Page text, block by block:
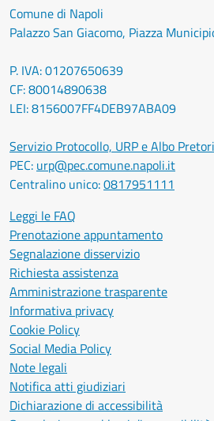
Comune di Napoli
Palazzo San Giacomo, Piazza
P. IVA: 01207650639
CF: 80014890638
LEI: 8156007FF4DEB97ABA09
Servizio Protocollo, URP e Albo
PEC: urp@pec.comune.napoli.it
Centralino unico:0817951111
Leggi le FAQ
Prenotazione appuntamento
Segnalazione disservizio
Richiesta assistenza
Amministrazione trasparente
Informativa privacy
Cookie Policy
Social Media Policy
Note legali
Notifica atti giudiziari
Dichiarazione di accessibilità